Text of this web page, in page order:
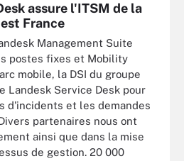
assure l'ITSM de la
France
Management Suite
postes fixes et Mobility
mobile, la DSI du groupe
Landesk Service Desk pour
d'incidents et les demandes
partenaires nous ont
ainsi que dans la mise
de gestion. 20 000